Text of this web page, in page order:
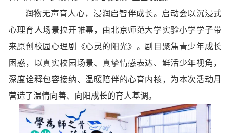
润物无声育人心，浸润启智伴成长。启动会以沉浸式
心理育人场景拉开帷幕，由北京师范大学实验小学学子带
来原创校园心理剧《心灵的阳光》。剧目聚焦青少年成长
困惑，以真实校园场景、真挚情感表达、鲜活少年视角，
深度诠释包容接纳、温暖陪伴的心育内核，为本次活动月
营造了温情向善、向阳成长的育人基调。